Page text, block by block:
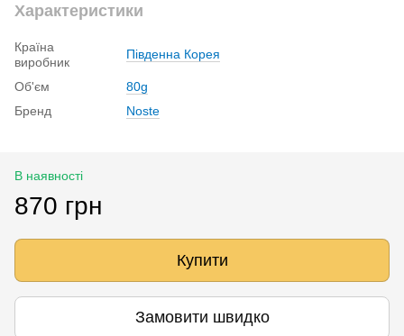
Характеристики
Країна
виробник
Південна Корея
Об'єм
80g
Бренд
Noste
В наявності
870 грн
Купити
Замовити швидко